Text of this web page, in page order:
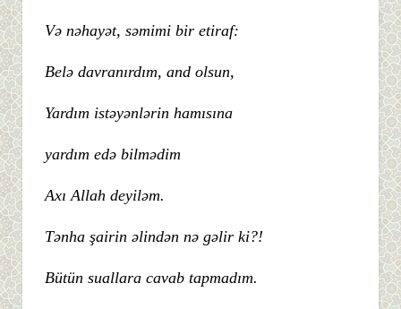
Və nəhayət, səmimi bir etiraf:
Belə davranırdım, and olsun,
Yardım istəyənlərin hamısına
yardım edə bilmədim
Axı Allah deyiləm.
Tənha şairin əlindən nə gəlir ki?!
Bütün suallara cavab tapmadım.